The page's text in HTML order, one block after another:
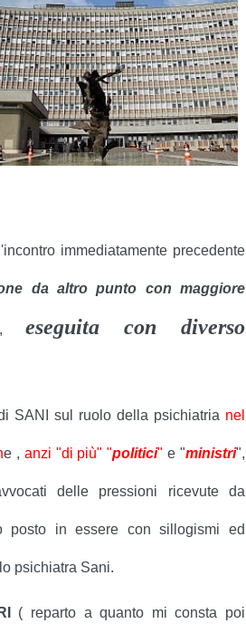
immediatamente precedente
da altro punto con maggiore
, eseguita con diverso
SANI sul ruolo della psichiatria nel
e , anzi "di più" "politici" e "ministri",
delle pressioni ricevute da
in essere con sillogismi ed
psichiatra Sani.
( reparto a quanto mi consta poi